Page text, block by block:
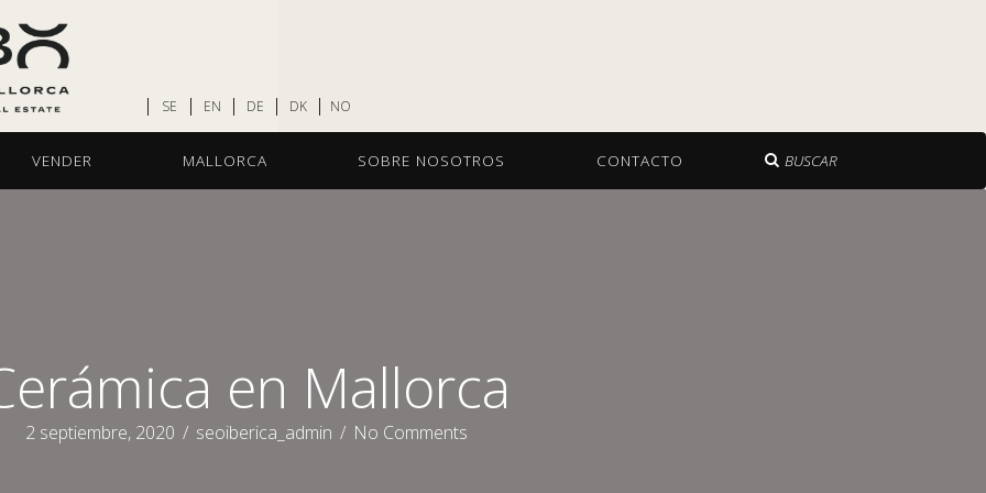
SE EN DE DK NO
VENDER MALLORCA SOBRE NOSOTROS CONTACTO BUSCAR
en Mallorca
2 septiembre, 2020 / seoiberica_admin / No Comments